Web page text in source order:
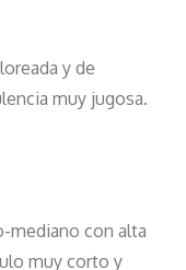
y de
muy jugosa.
mediano con alta
muy corto y